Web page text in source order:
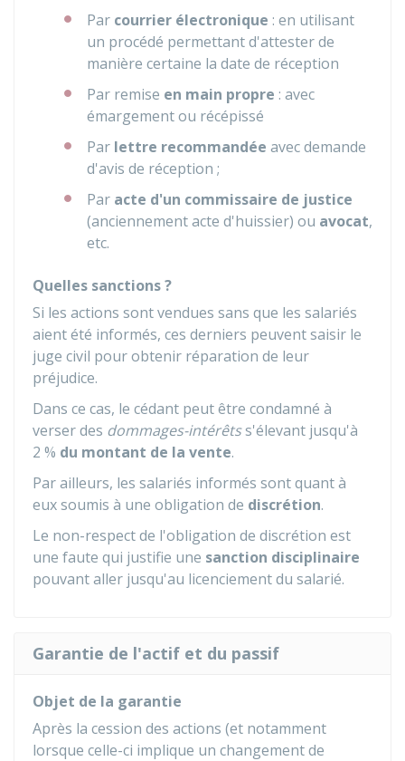
Par courrier électronique : en utilisant
un procédé permettant d'attester de
manière certaine la date de réception
Par remise en main propre : avec
émargement ou récépissé
Par lettre recommandée avec demande
d'avis de réception ;
Par acte d'un commissaire de justice
(anciennement acte d'huissier) ou avocat,
etc.
Quelles sanctions ?
Si les actions sont vendues sans que les salariés
aient été informés, ces derniers peuvent saisir le
juge civil pour obtenir réparation de leur
préjudice.
Dans ce cas, le cédant peut être condamné à
verser des dommages-intérêtss'élevant jusqu'à
2 % du montant de la vente.
Par ailleurs, les salariés informés sont quant à
eux soumis à une obligation de discrétion.
Le non-respect de l'obligation de discrétion est
une faute qui justifie une sanction disciplinaire
pouvant aller jusqu'au licenciement du salarié.
Garantie de l'actif et du passif
Objet de la garantie
Après la cession des actions (et notamment
lorsque celle-ci implique un changement de